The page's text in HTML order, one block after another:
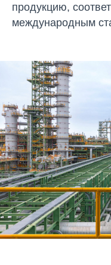
продукцию,
международным